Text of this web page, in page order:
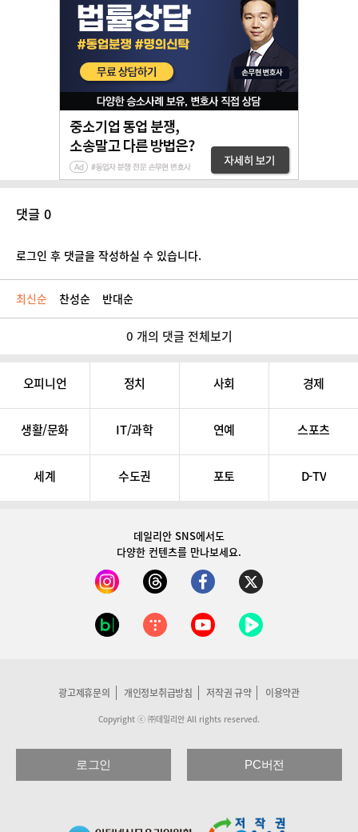
댓글 0
로그인 후 댓글을 작성하실 수 있습니다.
최신순 찬성순 반대순
0 개의 댓글 전체보기
오피니언 정치 사회 경제
생활/문화 IT/과학 연예 스포츠
세계 수도권 포토 D-TV
데일리안 SNS에서도
다양한 컨텐츠를 만나보세요.
광고제휴문의 개인정보취급방침 저작권 규약 이용약관
Copyright ⓒ ㈜데일리안 All rights reserved.
로그인 PC버전